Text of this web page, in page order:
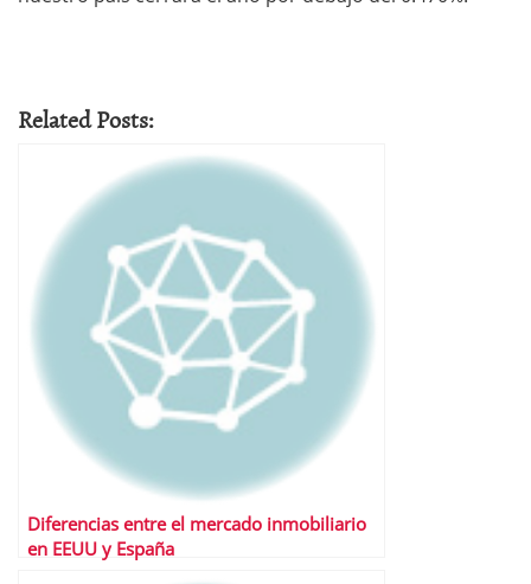
Related Posts:
Diferencias entre el mercado inmobiliario
en EEUU y España